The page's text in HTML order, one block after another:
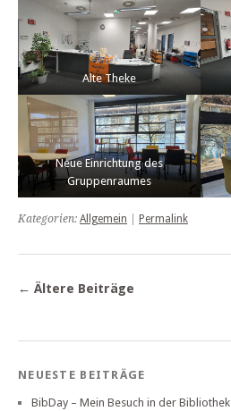
Alte Theke
Neue Einrichtung des
Gruppenraumes
Kategorien: Allgemein Permalink
← Ältere Beiträge
NEUESTE BEITRÄGE
BibDay – Mein Besuch in der Bibliothek